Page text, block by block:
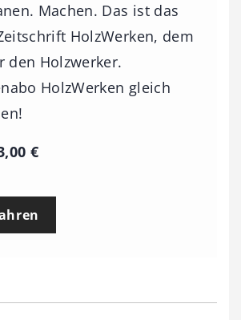
Machen. Das ist das
HolzWerken, dem
den Holzwerker.
HolzWerken gleich
€P
e
p